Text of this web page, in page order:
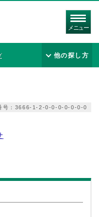
メニュー
他の探し方
号：3666-1-2-0-0-0-0-0-0-0